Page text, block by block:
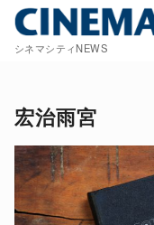
シネマシティNEWS
宏治雨宮